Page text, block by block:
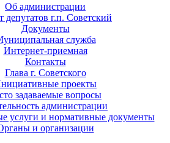
Об администрации
депутатов г.п. Советский
Документы
служба
Интернет-приемная
Контакты
Глава г. Советского
проекты
задаваемые вопросы
администрации
услуги и нормативные документы
и организации